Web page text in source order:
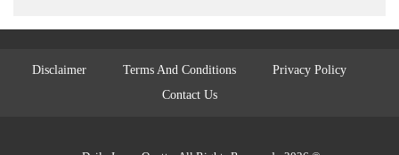
Privacy Policy
Terms And Conditions
Disclaimer
Contact Us